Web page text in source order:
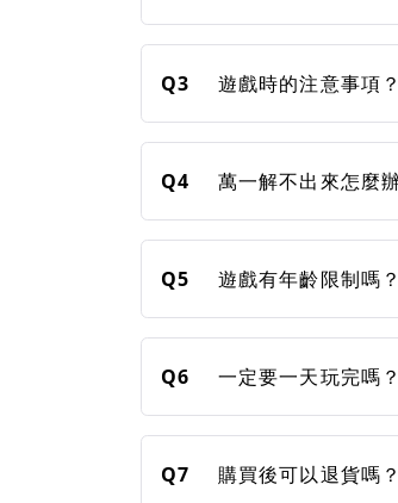
Q3 遊戲時的注意事項？
Q4 萬一解不出來怎麼
Q5 遊戲有年齡限制嗎？
Q6 一定要一天玩完嗎？
Q7 購買後可以退貨嗎？